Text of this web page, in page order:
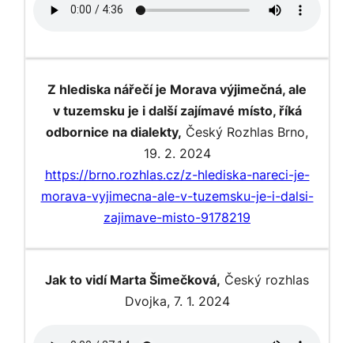
Z hlediska nářečí je Morava výjimečná, ale
v tuzemsku je i další zajímavé místo, říká
odbornice na dialekty, Český Rozhlas Brno,
19. 2. 2024
https://brno.rozhlas.cz/z-hlediska-nareci-je-
morava-vyjimecna-ale-v-tuzemsku-je-i-dalsi-
zajimave-misto-9178219
Jak to vidí Marta Šimečková, Český rozhlas
Dvojka, 7. 1. 2024